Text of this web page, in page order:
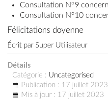
Consultation N°9
Consultation N°10
Félicitations doyenne
Écrit par Super Utilisateur
Détails
Catégorie : Uncategorised
Publication : 17 juillet 2023
Mis à jour : 17 juillet 2023